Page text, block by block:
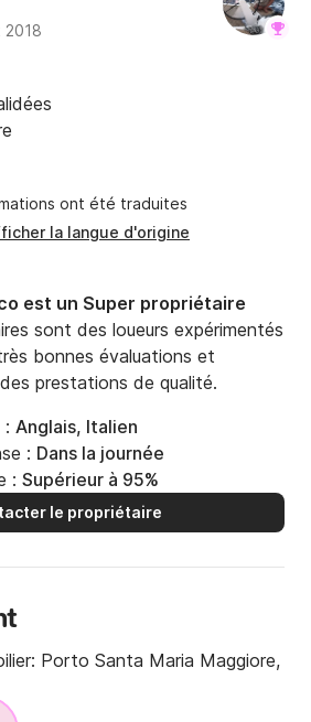
2018
ont été traduites
la langue d'origine
est un Super propriétaire
sont des loueurs expérimentés
bonnes évaluations et
prestations de qualité.
: Anglais, Italien
: Dans la journée
: Supérieur à 95%
le propriétaire
Porto Santa Maria Maggiore,